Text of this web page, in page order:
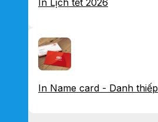
In Lịch tết 2026
In Name card - Danh thiếp